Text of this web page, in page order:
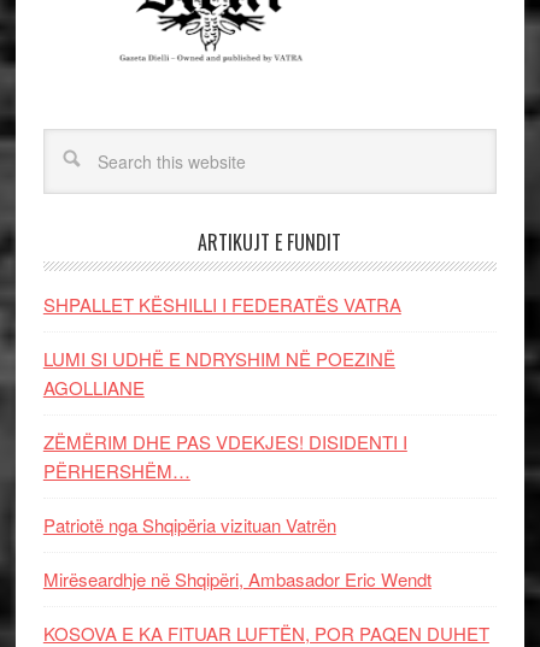
ARTIKUJT E FUNDIT
SHPALLET KËSHILLI I FEDERATËS VATRA
LUMI SI UDHË E NDRYSHIM NË POEZINË
AGOLLIANE
ZËMËRIM DHE PAS VDEKJES! DISIDENTI I
PËRHERSHËM…
Patriotë nga Shqipëria vizituan Vatrën
Mirëseardhje në Shqipëri, Ambasador Eric Wendt
KOSOVA E KA FITUAR LUFTËN, POR PAQEN DUHET